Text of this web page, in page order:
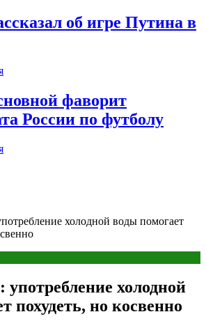
об игре Путина в
фаворит
России по футболу
холодной воды помогает
употребление холодной
похудеть, но косвенно